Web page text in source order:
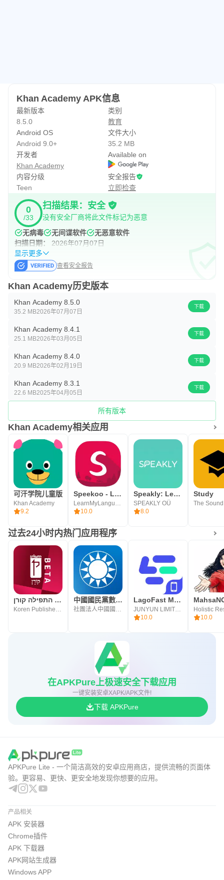
Khan Academy APK信息
最新版本
8.5.0
类别
教育
Android OS
Android 9.0+
文件大小
35.2 MB
开发者
Khan Academy
Available on
内容分级
Teen
安全报告
立即检查
0
/33
扫描结果：安全
没有安全厂商将此文件标记为恶意
无病毒
无间谍软件
无恶意软件
扫描日期：
2026年07月07日
显示更多
查看安全报告
Khan Academy历史版本
Khan Academy 8.5.0
35.2 MB2026年07月07日
下载
Khan Academy 8.4.1
25.1 MB2026年03月05日
下载
Khan Academy 8.4.0
20.9 MB2026年02月19日
下载
Khan Academy 8.3.1
22.6 MB2025年04月05日
下载
所有版本
Khan Academy相关应用
可汗学院儿童版
Khan Academy
9.2
Speekoo - Learn a language
10.0
Speakly: Learn Languages Fast
SPEAKLY OÜ
8.0
Study
过去24小时内热门应用程序
יישומון התפילה קורן 中國國民黨數位黨部 LagoFast Mobile: Game Booster
10.0
10.0
在APKPure上极速安全下载应用
一键安装安卓XAPK/APK文件!
下载 APKPure
APKPure Lite - 一个简洁高效的安卓应用商店，提供流畅的页面体
验。更容易、更快、更安全地发现你想要的应用。
产品相关
APK 安装器
Chrome插件
APK 下载器
APK网站生成器
Windows APP